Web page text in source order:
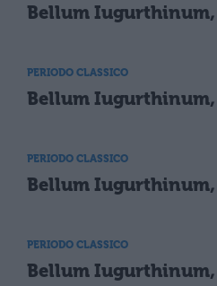
Bellum Iugurthinum,
PERIODO CLASSICO
Bellum Iugurthinum,
PERIODO CLASSICO
Bellum Iugurthinum,
PERIODO CLASSICO
Bellum Iugurthinum,